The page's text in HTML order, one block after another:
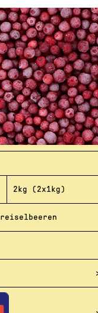
2kg (2x1kg)
Preiselbeeren